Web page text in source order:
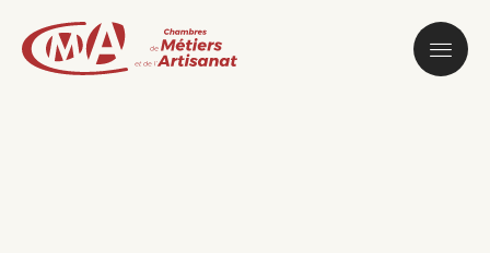
contenu
principal